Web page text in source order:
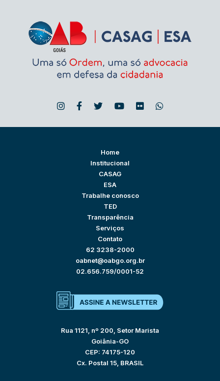
Home
Institucional
CASAG
ESA
Trabalhe conosco
TED
Transparência
Serviços
Contato
62 3238-2000
oabnet@oabgo.org.br
02.656.759/0001-52
Rua 1121, nº 200, Setor Marista
Goiânia-GO
CEP: 74175-120
Cx. Postal 15, BRASIL